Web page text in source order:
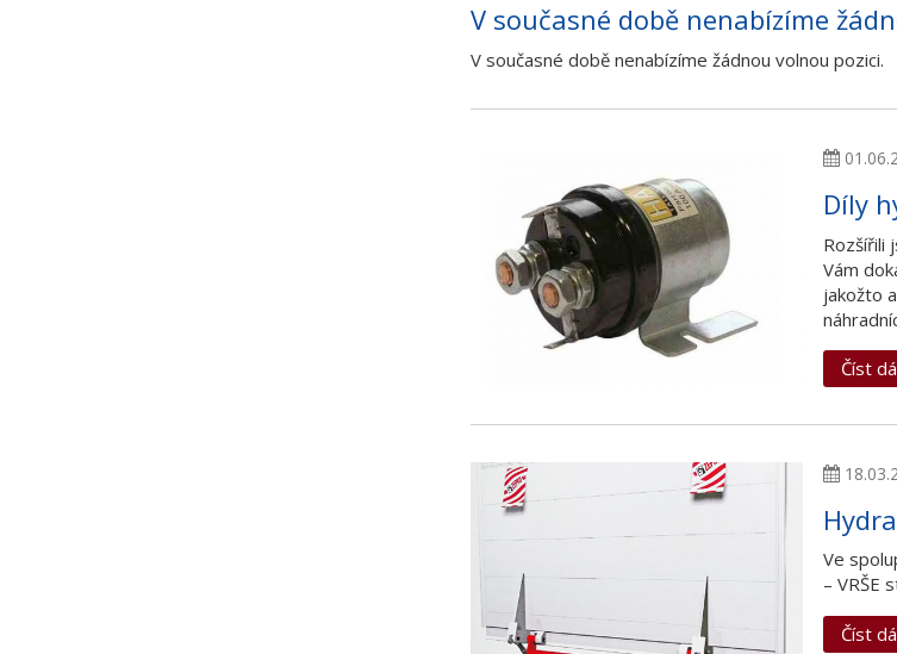
V současné době nenabízíme
V současné době nenabízíme žádnou volnou pozici.
Díly
Rozšířili
Vám
jakožto
Číst
Ve
– VRŠE
Číst